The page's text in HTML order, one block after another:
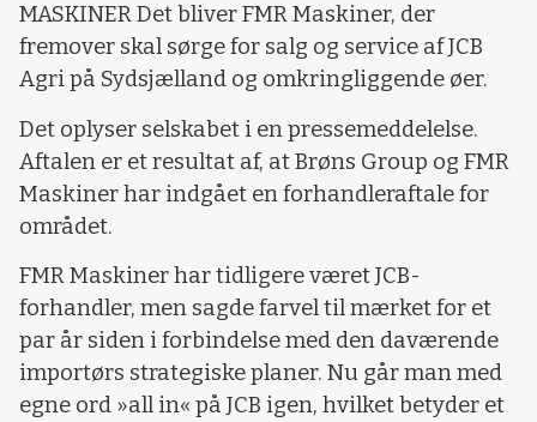
MASKINER Det bliver FMR Maskiner, der
fremover skal sørge for salg og service af JCB
Agri på Sydsjælland og omkringliggende øer.
Det oplyser selskabet i en pressemeddelelse.
Aftalen er et resultat af, at Brøns Group og FMR
Maskiner har indgået en forhandleraftale for
området.
FMR Maskiner har tidligere været JCB-
forhandler, men sagde farvel til mærket for et
par år siden i forbindelse med den daværende
importørs strategiske planer. Nu går man med
egne ord »all in« på JCB igen, hvilket betyder et